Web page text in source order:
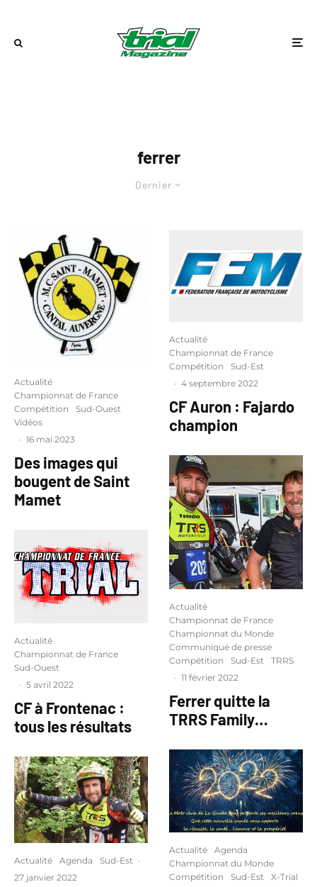
ferrer
Dernier
Actualité
Championnat de France
Compétition
Sud-Ouest
Vidéos
· 16 mai 2023
Des images qui
bougent de Saint
Mamet
Actualité
Championnat de France
Sud-Ouest
· 5 avril 2022
CF à Frontenac :
tous les résultats
Actualité Agenda Sud-Est ·
27 janvier 2022
Actualité
Championnat de France
Compétition
Sud-Est
· 4 septembre 2022
CF Auron : Fajardo
champion
Actualité
Championnat de France
Championnat du Monde
Communiqué de presse
Compétition
Sud-Est
TRRS
· 11 février 2022
Ferrer quitte la
TRRS Family…
Actualité
Agenda
Championnat du Monde
Compétition
Sud-Est
X-Trial